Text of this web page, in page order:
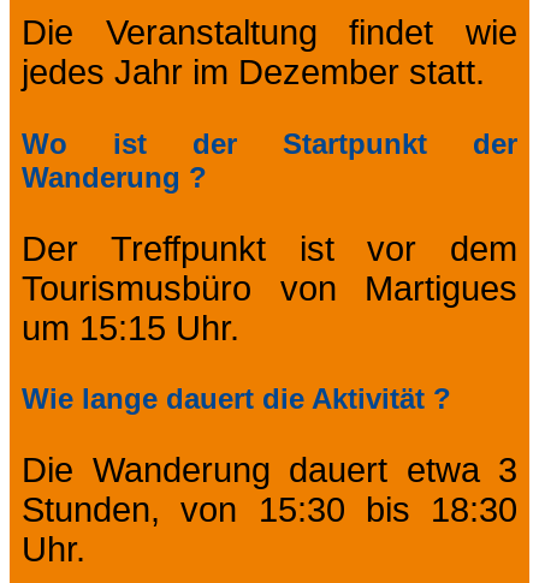
Die Veranstaltung findet wie
jedes Jahr im Dezember statt.
Wo ist der Startpunkt der
Wanderung ?
Der Treffpunkt ist vor dem
Tourismusbüro von Martigues
um 15:15 Uhr.
Wie lange dauert die Aktivität ?
Die Wanderung dauert etwa 3
Stunden, von 15:30 bis 18:30
Uhr.